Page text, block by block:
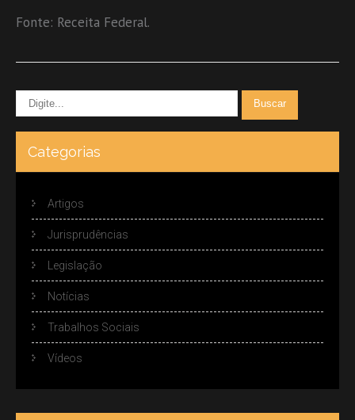
Fonte: Receita Federal.
Categorias
Artigos
Jurisprudências
Legislação
Notícias
Trabalhos Sociais
Vídeos